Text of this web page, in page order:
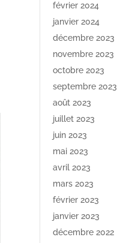
février 2024
janvier 2024
décembre 2023
novembre 2023
octobre 2023
septembre 2023
août 2023
juillet 2023
juin 2023
mai 2023
avril 2023
mars 2023
février 2023
janvier 2023
décembre 2022